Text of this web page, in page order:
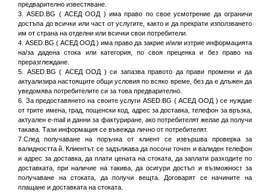
предварително известяване.
3. ASED.BG ( АСЕД ООД ) има право по свое усмотрение да ограничи
достъпа до всички или част от услугите, както и да прекрати използването
им от страна на отделни или всички свои потребители.
4. ASED.BG ( АСЕД ООД ) има право да закрие и/или изтрие информацията
на/за дадена стока или категория, по своя преценка и без право на
преразглеждане.
5. ASED.BG ( АСЕД ООД ) си запазва правото да прави промени и да
актуализира настоящите общи условия по всяко време, без да е длъжен да
уведомява потребителите си за това предварително.
6. За предоставянето на своите услуги ASED.BG ( АСЕД ООД ) се нуждае
от трите имена, град, пощенски код, адрес за доставка, телефон за връзка,
актуален e-mail и данни за фактуриране, ако потребителят желае да получи
такава. Тази информация се въвежда лично от потребителят.
7.След получаване на поръчка от клиент се извършва проверка за
валидността й. Клиентът се задължава да посочи точен и валиден телефон
и адрес за доставка, да плати цената на стоката, да заплати разходите по
доставката, при наличие на такива, да осигури достъп и възможност за
получаване на стоката, да получи вещта. Договарят се начините на
плащане и доставката на стоката.